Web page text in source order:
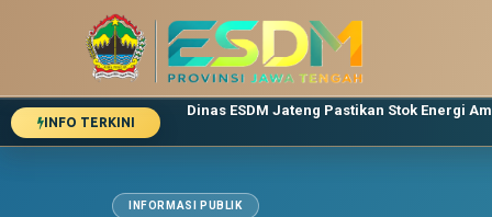
INFO TERKINI Jangan Khawatir! Pengguna Mobil Listrik
INFORMASI PUBLIK